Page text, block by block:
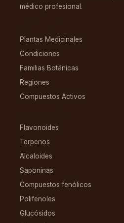
médico profesional.
Plantas Medicinales
Condiciones
Familias Botánicas
Regiones
Compuestos Activos
Flavonoides
Terpenos
Alcaloides
Saponinas
Compuestos fenólicos
Polifenoles
Glucósidos